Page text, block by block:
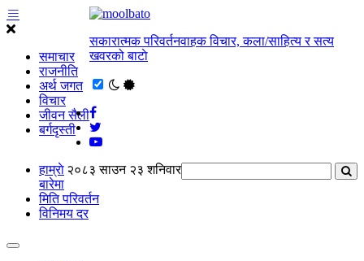
समाचार
राजनीति
अर्थ जगत
विचार
जीवन सैली
बर्गदृस्ती
सकारात्मक परिवर्तनवाहक विचार, कला/साहित्य र सत्य
खवरको बाटाे
२०८३ साउन २३ शनिवार
हाम्राे
बारेमा
मिति परिवर्तन
विनिमय दर